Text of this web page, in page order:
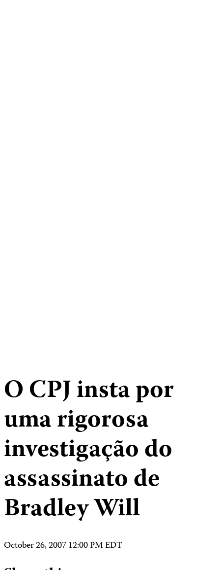
O CPJ insta por
uma rigorosa
investigação do
assassinato de
Bradley Will
October 26, 2007 12:00 PM EDT